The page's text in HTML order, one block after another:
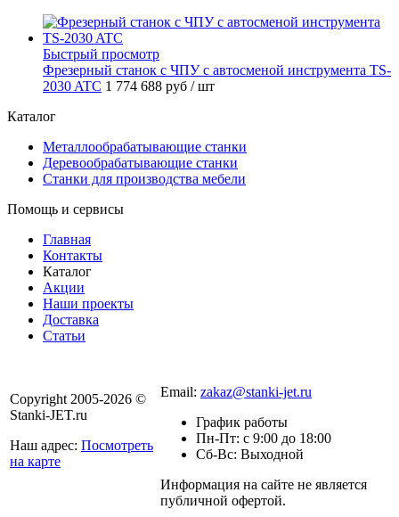
Быстрый просмотр
Фрезерный станок с ЧПУ с автосменой инструмента TS-
2030 ATC 1 774 688 руб / шт
Каталог
Металлообрабатывающие станки
Деревообрабатывающие станки
Станки для производства мебели
Помощь и сервисы
Главная
Контакты
Каталог
Акции
Наши проекты
Доставка
Статьи
Copyright 2005-2026 ©
Stanki-JET.ru
Наш адрес: Посмотреть
на карте
Email: zakaz@stanki-jet.ru
График работы
Пн-Пт: с 9:00 до 18:00
Сб-Вс: Выходной
Информация на сайте не является
публичной офертой.